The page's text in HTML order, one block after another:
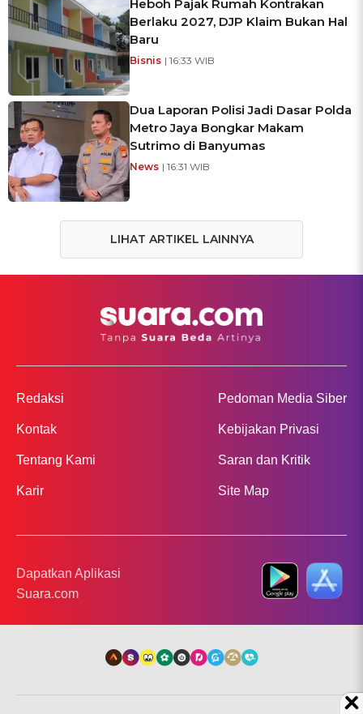
Heboh Pajak Rumah Kontrakan
Berlaku 2027, DJP Klaim Bukan Hal
Baru
Bisnis | 16:33 WIB
Dua Laporan Polisi Jadi Dasar Polda
Metro Jaya Bongkar Makam
Sutrimo di Banyumas
News | 16:31 WIB
LIHAT ARTIKEL LAINNYA
Redaksi
Kontak
Tentang Kami
Karir
Pedoman Media Siber
Kebijakan Privasi
Saran dan Kritik
Site Map
Dapatkan Aplikasi
Suara.com